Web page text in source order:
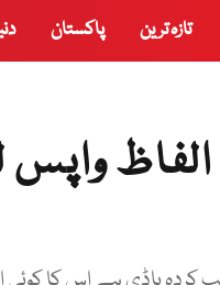
تازہ ترین پاکستان
الفاظ